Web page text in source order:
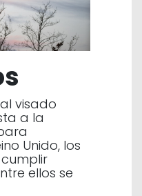
visado
a la
Unido, los
ellos se